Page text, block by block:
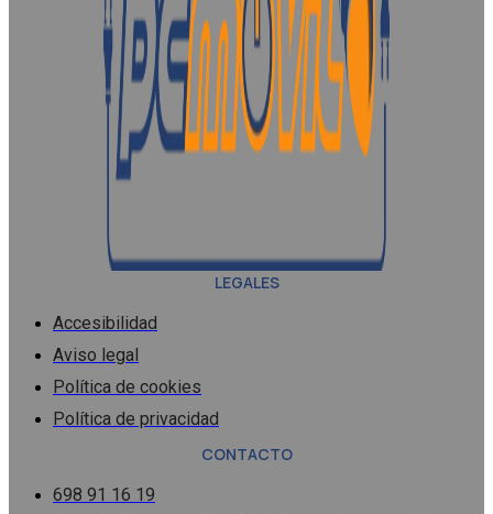
LEGALES
Accesibilidad
Aviso legal
Política de cookies
Política de privacidad
CONTACTO
698 91 16 19